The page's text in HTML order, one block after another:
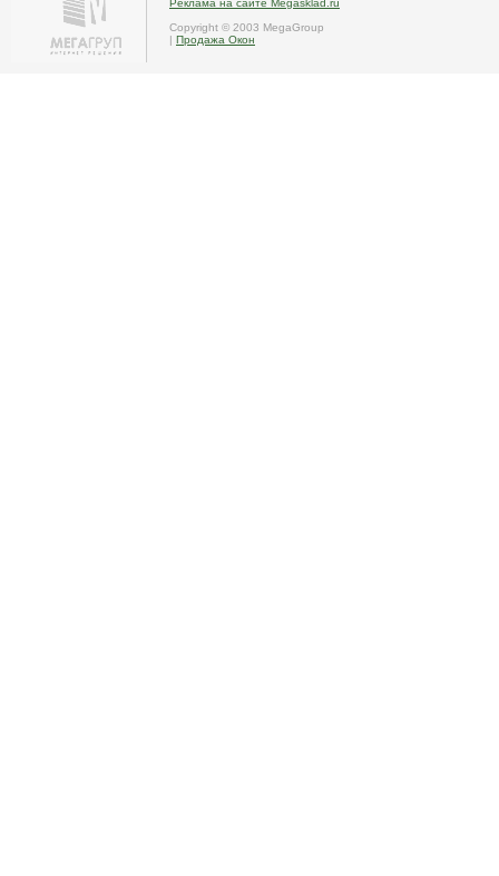
Реклама на сайте Megasklad.ru
Copyright © 2003 MegaGroup
| Продажа Окон